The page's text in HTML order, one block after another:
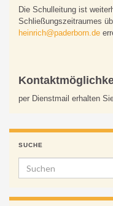
Die Schulleitung ist
Schließungszeitraumes
heinrich@paderborn.de
per Dienstmail erhalten
SUCHE
Search for: